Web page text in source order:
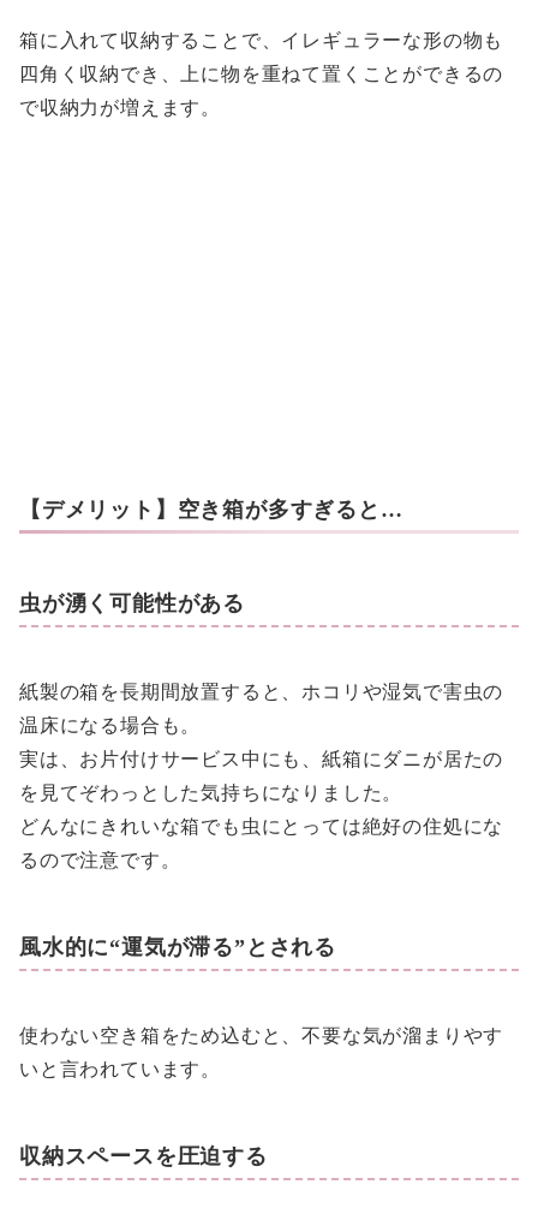
箱に入れて収納することで、イレギュラーな形の物も
四角く収納でき、上に物を重ねて置くことができるの
で収納力が増えます。
【デメリット】空き箱が多すぎると…
虫が湧く可能性がある
紙製の箱を長期間放置すると、ホコリや湿気で害虫の
温床になる場合も。
実は、お片付けサービス中にも、紙箱にダニが居たの
を見てぞわっとした気持ちになりました。
どんなにきれいな箱でも虫にとっては絶好の住処にな
るので注意です。
風水的に“運気が滞る”とされる
使わない空き箱をため込むと、不要な気が溜まりやす
いと言われています。
収納スペースを圧迫する